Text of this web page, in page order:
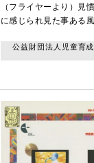
（フライヤーより）見
に感じられ見た事ある
公益財団法人児童育